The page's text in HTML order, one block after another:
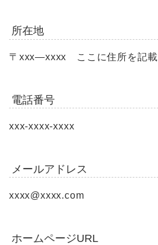
所在地
〒xxx―xxxx ここに住所を記載
電話番号
xxx-xxxx-xxxx
メールアドレス
xxxx@xxxx.com
ホームページURL